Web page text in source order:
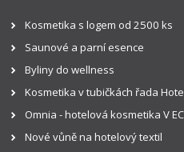
Kosmetika s logem od 2500 ks
Saunové a parní esence
Byliny do wellness
Kosmetika v tubičkách řada
Omnia - hotelová kosmetika V
Nové vůně na hotelový textil